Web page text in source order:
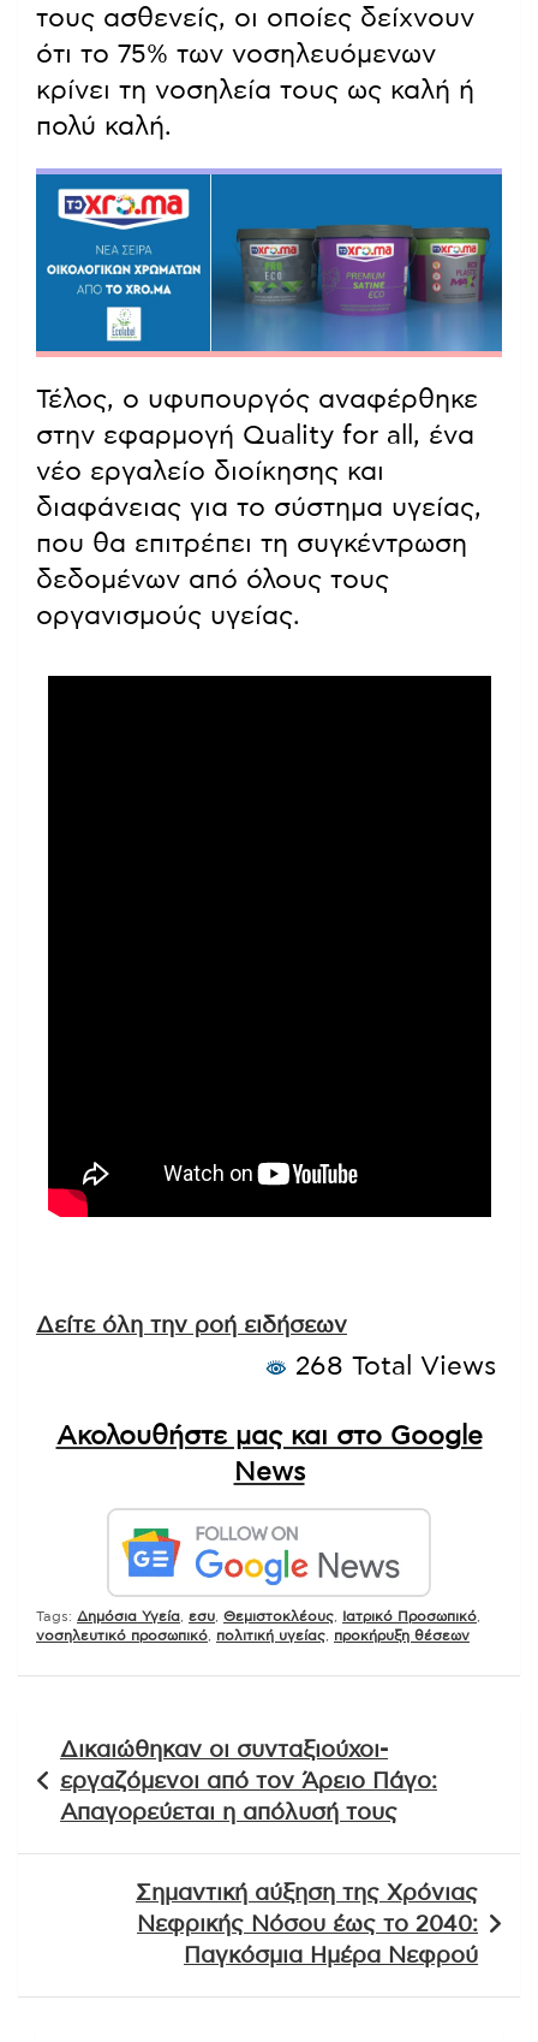
τους ασθενείς, οι οποίες δείχνουν
ότι το 75% των νοσηλευόμενων
κρίνει τη νοσηλεία τους ως καλή ή
πολύ καλή.
Τέλος, ο υφυπουργός αναφέρθηκε
στην εφαρμογή Quality for all, ένα
νέο εργαλείο διοίκησης και
διαφάνειας για το σύστημα υγείας,
που θα επιτρέπει τη συγκέντρωση
δεδομένων από όλους τους
οργανισμούς υγείας.
Δείτε όλη την ροή ειδήσεων
268 Total Views
Ακολουθήστε μας και στο Google
News
Tags: Δημόσια Υγεία εσυ Θεμιστοκλέους Ιατρικό Προσωπικό
νοσηλευτικό προσωπικό
πολιτική υγείας προκήρυξη θέσεων
άρθρων
Δικαιώθηκαν οι συνταξιούχοι-
εργαζόμενοι από τον Άρειο Πάγο:
Απαγορεύεται η απόλυσή τους
Σημαντική αύξηση της Χρόνιας
Νεφρικής Νόσου έως το 2040:
Παγκόσμια Ημέρα Νεφρού